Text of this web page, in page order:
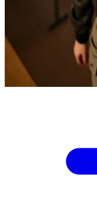
Katti Moretti se
humanos y los
academia.\nElla cree
puede cerrar brechas, y
tensiones entre ambos
delicadas dinámicas
Show more